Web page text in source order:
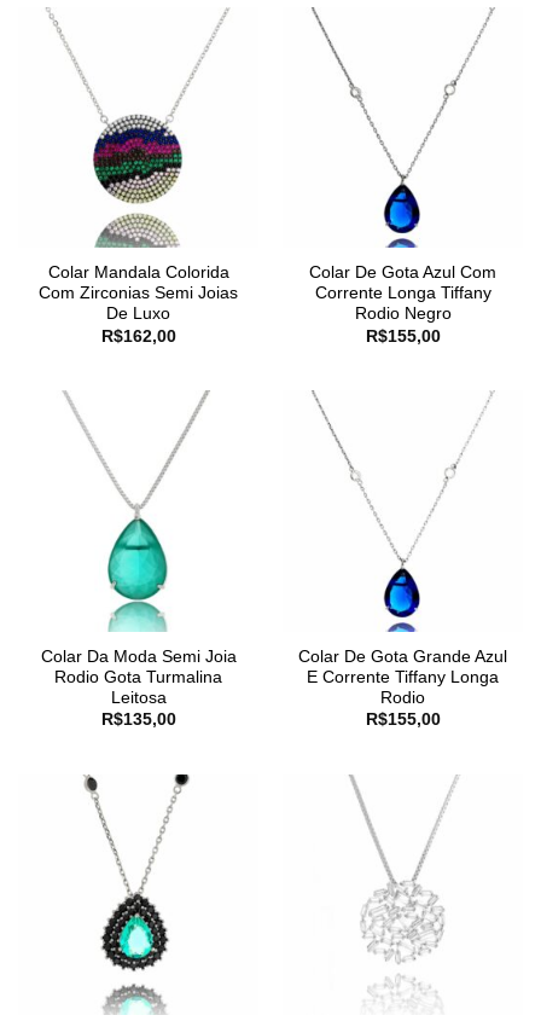
Colar Mandala Colorida
Com Zirconias Semi Joias
De Luxo
R$162,00
Colar De Gota Azul Com
Corrente Longa Tiffany
Rodio Negro
R$155,00
Colar Da Moda Semi Joia
Rodio Gota Turmalina
Leitosa
R$135,00
Colar De Gota Grande Azul
E Corrente Tiffany Longa
Rodio
R$155,00